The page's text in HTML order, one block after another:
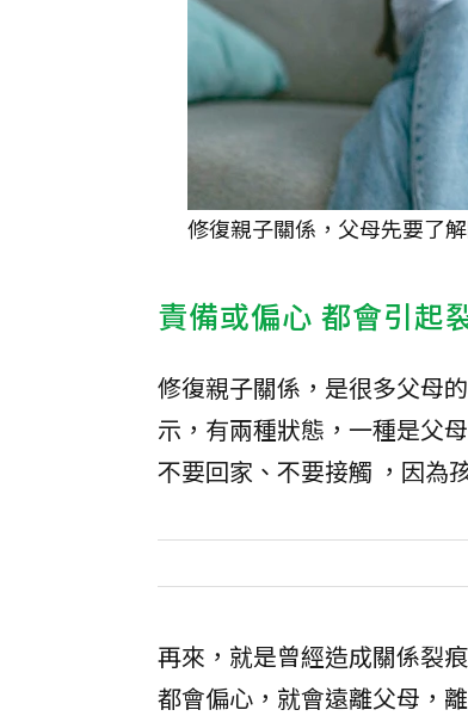
修復親子關係，父母先要了
責備或偏心 都會引起
修復親子關係，是很多父母
示，有兩種狀態，一種是父
不要回家、不要接觸 ，因為
再來，就是曾經造成關係裂
都會偏心，就會遠離父母，